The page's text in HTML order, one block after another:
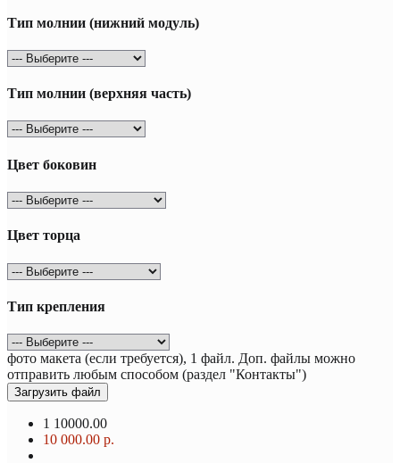
Тип молнии (нижний модуль)
Тип молнии (верхняя часть)
Цвет боковин
Цвет торца
Тип крепления
фото макета (если требуется), 1 файл. Доп. файлы можно
отправить любым способом (раздел "Контакты")
Загрузить файл
1 10000.00
10 000.00 р.